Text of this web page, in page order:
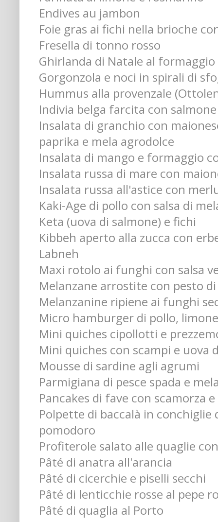
Endives au jambon
Foie gras ai fichi nella brioche
Fresella di tonno rosso
Ghirlanda di Natale al formaggio
Gorgonzola e noci in spirali di
Hummus alla provenzale
Indivia belga farcita con
Insalata di granchio con
paprika e mela agrodolce
Insalata di mango e formaggio
Insalata russa di mare con
Insalata russa all'astice con
Kaki-Age di pollo con salsa di
Keta (uova di salmone) e fichi
Kibbeh aperto alla zucca con
Labneh
Maxi rotolo ai funghi con salsa
Melanzane arrostite con pesto
Melanzanine ripiene ai funghi
Micro hamburger di pollo,
Mini quiches cipollotti e
Mini quiches con scampi e uova
Mousse di sardine agli agrumi
Parmigiana di pesce spada e
Pancakes di fave con scamorza
Polpette di baccalà in conchiglie
pomodoro
Profiterole salato alle quaglie
Pâté di anatra all'arancia
Pâté di cicerchie e piselli secchi
Pâté di lenticchie rosse al pepe
Pâté di quaglia al Porto